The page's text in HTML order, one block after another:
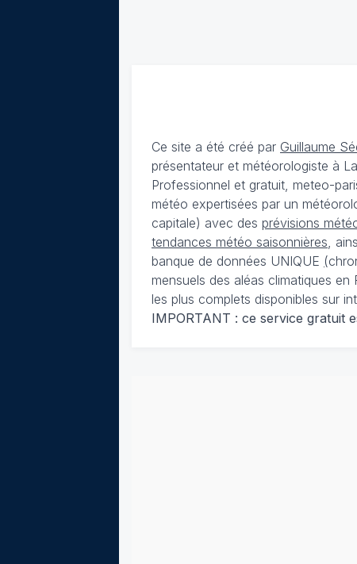
Ce site a été créé par Guillaume
présentateur et météorologiste à
Professionnel et gratuit, meteo-
météo expertisées par un
capitale) avec des prévisions
tendances météo saisonnières ,
banque de données UNIQUE (
mensuels des aléas climatiques
les plus complets disponibles sur
IMPORTANT : ce service gratuit